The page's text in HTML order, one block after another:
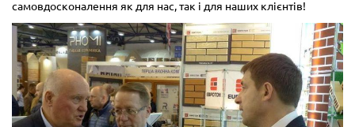
самовдосконалення як для нас, так і для наших клієнтів!